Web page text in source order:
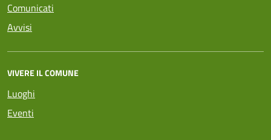
Comunicati
Avvisi
VIVERE IL COMUNE
Luoghi
Eventi